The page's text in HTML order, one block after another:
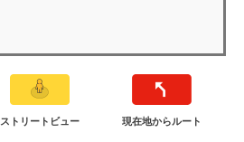
ストリートビュー 現在地からルート